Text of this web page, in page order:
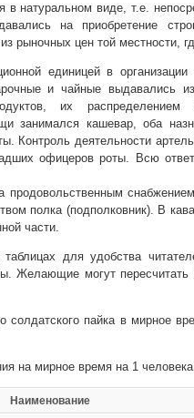
в натуральном виде, т.е.
на приобретение
рыночных цен той местности,
единицей в
и чайные выдавались
их
занимался кашевар, оба
Контроль деятельности
офицеров роты. Всю
продовольственным
полка (подполковник). В
части.
для удобства
Желающие могут пересчитать
солдатского пайка в мирное
на мирное время на 1 человека